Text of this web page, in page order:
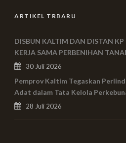
ARTIKEL TRBARU
DISBUN KALTIM DAN DISTAN KP
KERJA SAMA PERBENIHAN
30 Juli 2026
Pemprov Kaltim Tegaskan
Adat dalam Tata Kelola
28 Juli 2026